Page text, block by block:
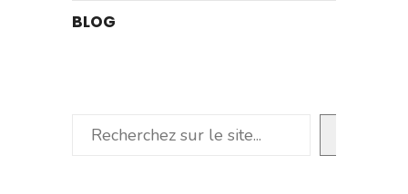
BLOG
Rechercher